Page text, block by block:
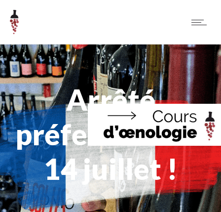
Arrêté
préfectoral du
14 juillet !